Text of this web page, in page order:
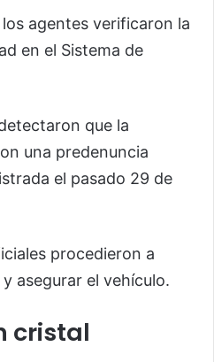
agentes verificaron la
en el Sistema de
que la
una predenuncia
el pasado 29 de
procedieron a
asegurar el vehículo.
cristal